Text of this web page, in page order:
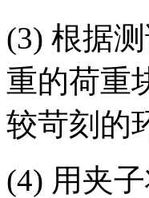
(3) 根据
重的荷重
较苛刻的
(4) 用夹